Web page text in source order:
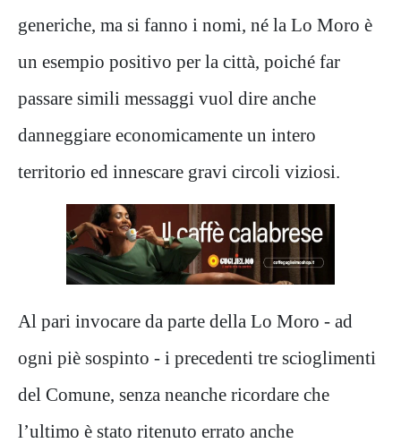
generiche, ma si fanno i nomi, né la Lo Moro è
un esempio positivo per la città, poiché far
passare simili messaggi vuol dire anche
danneggiare economicamente un intero
territorio ed innescare gravi circoli viziosi.
Al pari invocare da parte della Lo Moro - ad
ogni piè sospinto - i precedenti tre scioglimenti
del Comune, senza neanche ricordare che
l’ultimo è stato ritenuto errato anche